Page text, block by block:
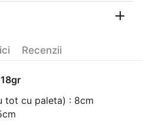
Recenzii
tot cu paleta) : 8cm